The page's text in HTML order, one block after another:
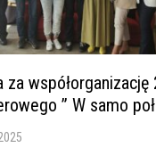
za współorganizację
” W samo